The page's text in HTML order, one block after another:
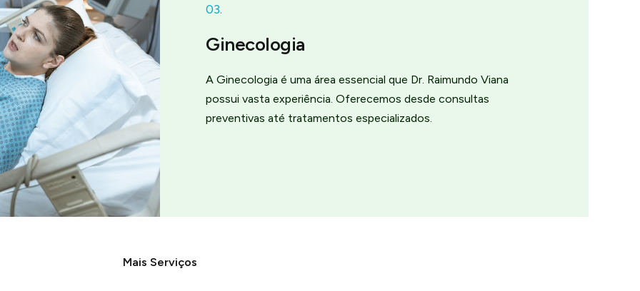
03.
Ginecologia
A Ginecologia é uma área essencial que Dr. Raimundo Viana
possui vasta experiência. Oferecemos desde consultas
preventivas até tratamentos especializados.
Mais Serviços